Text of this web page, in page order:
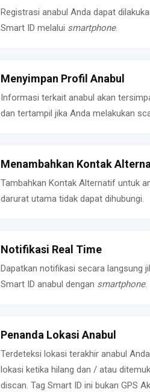
Registrasi anabul Anda dapat
Smart ID melalui smartphone.
Menyimpan Profil Anabul
Informasi terkait anabul akan
dan tertampil jika Anda melakukan
Menambahkan Kontak
Tambahkan Kontak Alternatif untuk
darurat utama tidak dapat dihubungi.
Notifikasi Real Time
Dapatkan notifikasi secara langsung
Smart ID anabul dengan smartphone.
Penanda Lokasi Anabul
Terdeteksi lokasi terakhir anabul
lokasi ketika hilang dan / atau
discan. Tag Smart ID ini bukan GPS